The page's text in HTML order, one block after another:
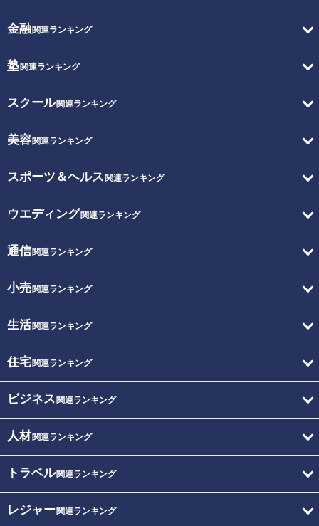
金融関連ランキング
塾関連ランキング
スクール関連ランキング
美容関連ランキング
スポーツ＆ヘルス 関連ランキング
ウエディング関連ランキング
通信関連ランキング
小売関連ランキング
生活関連ランキング
住宅関連ランキング
ビジネス 関連ランキング
人材関連ランキング
トラベル関連ランキング
レジャー関連ランキング